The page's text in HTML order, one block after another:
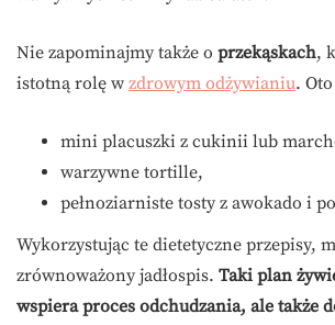
Nie zapominajmy także o przekąskach,
istotną rolę w zdrowym odżywianiu.
mini placuszki z cukinii lub
warzywne tortille,
pełnoziarniste tosty z awokado i
Wykorzystując te dietetyczne przepisy,
zrównoważony jadłospis. Taki plan
wspiera proces odchudzania, ale także